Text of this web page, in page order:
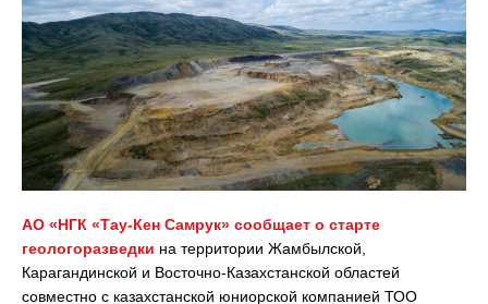
АО «НГК «Тау-Кен Самрук» сообщает о старте
геологоразведки на территории Жамбылской,
Карагандинской и Восточно-Казахстанской областей
совместно с казахстанской юниорской компанией ТОО